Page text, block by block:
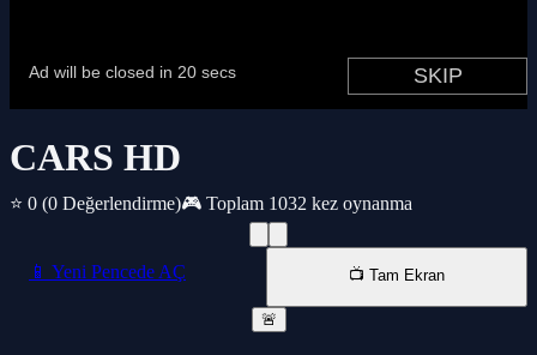
CARS HD
⭐ 0 (0 Değerlendirme)🎮 Toplam 1032 kez oynanma
📱 Yeni Pencede AÇ 📺 Tam Ekran
🚨